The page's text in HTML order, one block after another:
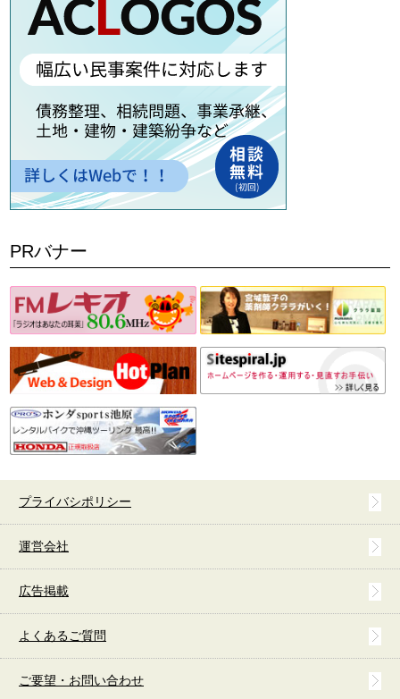
PRバナー
プライバシポリシー
運営会社
広告掲載
よくあるご質問
ご要望・お問い合わせ